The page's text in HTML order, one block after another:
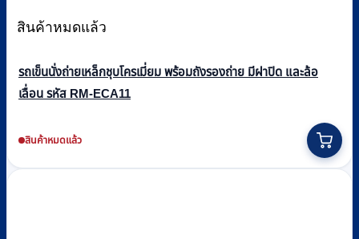
สินค้าหมดแล้ว
รถเข็นนั่งถ่ายเหล็กชุบโครเมี่ยม พร้อมถังรองถ่าย มีฝาปิด และล้อ
เลื่อน รหัส RM-ECA11
สินค้าหมดแล้ว